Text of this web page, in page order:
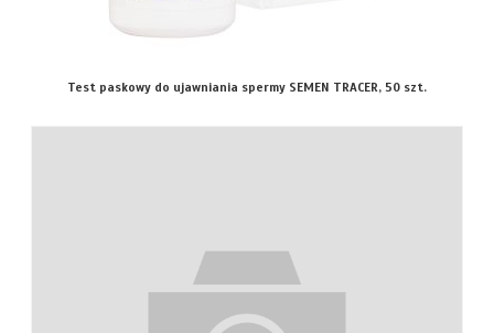
Test paskowy do ujawniania spermy SEMEN TRACER, 50 szt.